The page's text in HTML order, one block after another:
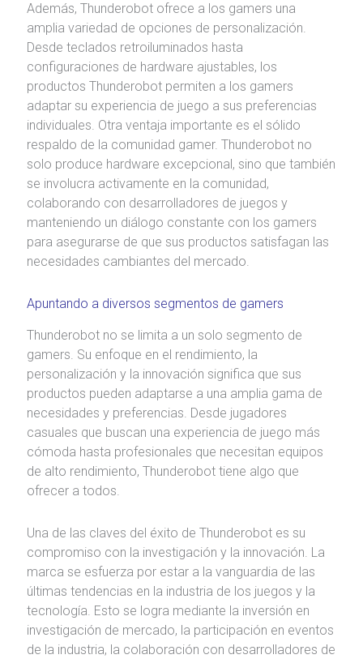
Además, Thunderobot ofrece a los gamers una
amplia variedad de opciones de personalización.
Desde teclados retroiluminados hasta
configuraciones de hardware ajustables, los
productos Thunderobot permiten a los gamers
adaptar su experiencia de juego a sus preferencias
individuales. Otra ventaja importante es el sólido
respaldo de la comunidad gamer. Thunderobot no
solo produce hardware excepcional, sino que también
se involucra activamente en la comunidad,
colaborando con desarrolladores de juegos y
manteniendo un diálogo constante con los gamers
para asegurarse de que sus productos satisfagan las
necesidades cambiantes del mercado.
Apuntando a diversos segmentos de gamers
Thunderobot no se limita a un solo segmento de
gamers. Su enfoque en el rendimiento, la
personalización y la innovación significa que sus
productos pueden adaptarse a una amplia gama de
necesidades y preferencias. Desde jugadores
casuales que buscan una experiencia de juego más
cómoda hasta profesionales que necesitan equipos
de alto rendimiento, Thunderobot tiene algo que
ofrecer a todos.
Una de las claves del éxito de Thunderobot es su
compromiso con la investigación y la innovación. La
marca se esfuerza por estar a la vanguardia de las
últimas tendencias en la industria de los juegos y la
tecnología. Esto se logra mediante la inversión en
investigación de mercado, la participación en eventos
de la industria, la colaboración con desarrolladores de